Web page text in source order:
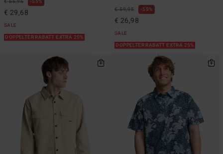
€ 65,95 55%
€ 29,68
SALE
DOPPELTER RABATT EXTRA 25%
€ 59,95 55%
€ 26,98
SALE
DOPPELTER RABATT EXTRA 25%